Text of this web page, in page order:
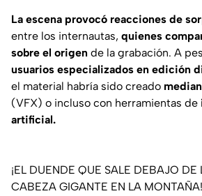
La escena provocó reacciones de
entre los internautas, quienes
sobre el origen de la grabación. A
usuarios especializados en edición
el material habría sido creado
(VFX) o incluso con herramientas de
artificial.
¡EL DUENDE QUE SALE DEBAJO
CABEZA GIGANTE EN LA